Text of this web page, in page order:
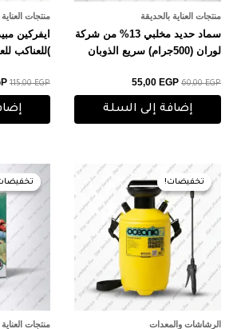
منتجات العناية بالحديقة
سماد حديد مخلبي 13% من شركة
لوران (500جرام) سريع الذوبان
60,00EGP
55,00 EGP
إضافة إلى السلة
منتجات
)للعناكب
115,00EGP
تخفيضات!
تخفيضات!
الرشاشات والمعدات
السعر
الأصلي
هو:
1.300,00 EGP.
السعر
الحالي
هو:
1.250,00 EGP.
منتجات